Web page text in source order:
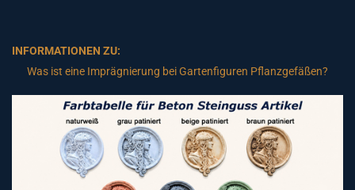
INFORMATIONEN ZU:
Was ist eine Imprägnierung bei Gartenfiguren Pflanzgefäßen?